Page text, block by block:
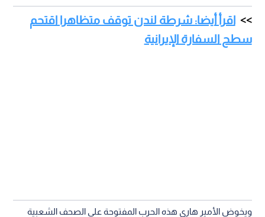
اقرأ أيضا: شرطة لندن توقف متظاهرا اقتحم
سطح السفارة الإيرانية
ويخوض الأمير هاري هذه الحرب المفتوحة على الصحف الشعبية